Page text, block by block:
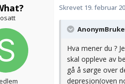
Skrevet 19. februar
Hva mener du ?
skal oppleve av
gå å sørge over
depresjon(oven